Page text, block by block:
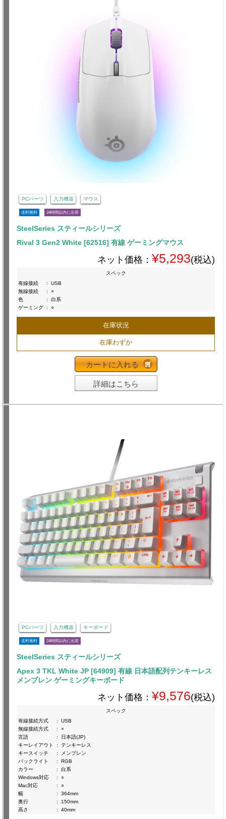
PCパーツ 入力機器 マウス
送料無料 24時間以内に出荷
SteelSeries スティールシリーズ
Rival 3 Gen2 White [62516] 有線 ゲーミングマウス
ネット価格： ¥5,293(税込)
スペック
有線接続
:
USB
無線接続
:
×
色
:
白系
ゲーミング : ○
在庫状況
在庫わずか
カートに入れる
詳細はこちら
PCパーツ 入力機器 キーボード
送料無料 24時間以内に出荷
SteelSeries スティールシリーズ
Apex 3 TKL White JP [64909] 有線 日本語配列テンキーレス
メンブレン ゲーミングキーボード
ネット価格： ¥9,576(税込)
スペック
有線接続方式
:
USB
無線接続方式
:
×
言語
:
日本語(JP)
キーレイアウト
:
テンキーレス
キースイッチ
:
メンブレン
バックライト
:
RGB
カラー
:
白系
Windows対応
:
○
Mac対応
:
○
幅
:
364mm
奥行
:
150mm
高さ
: 40mm